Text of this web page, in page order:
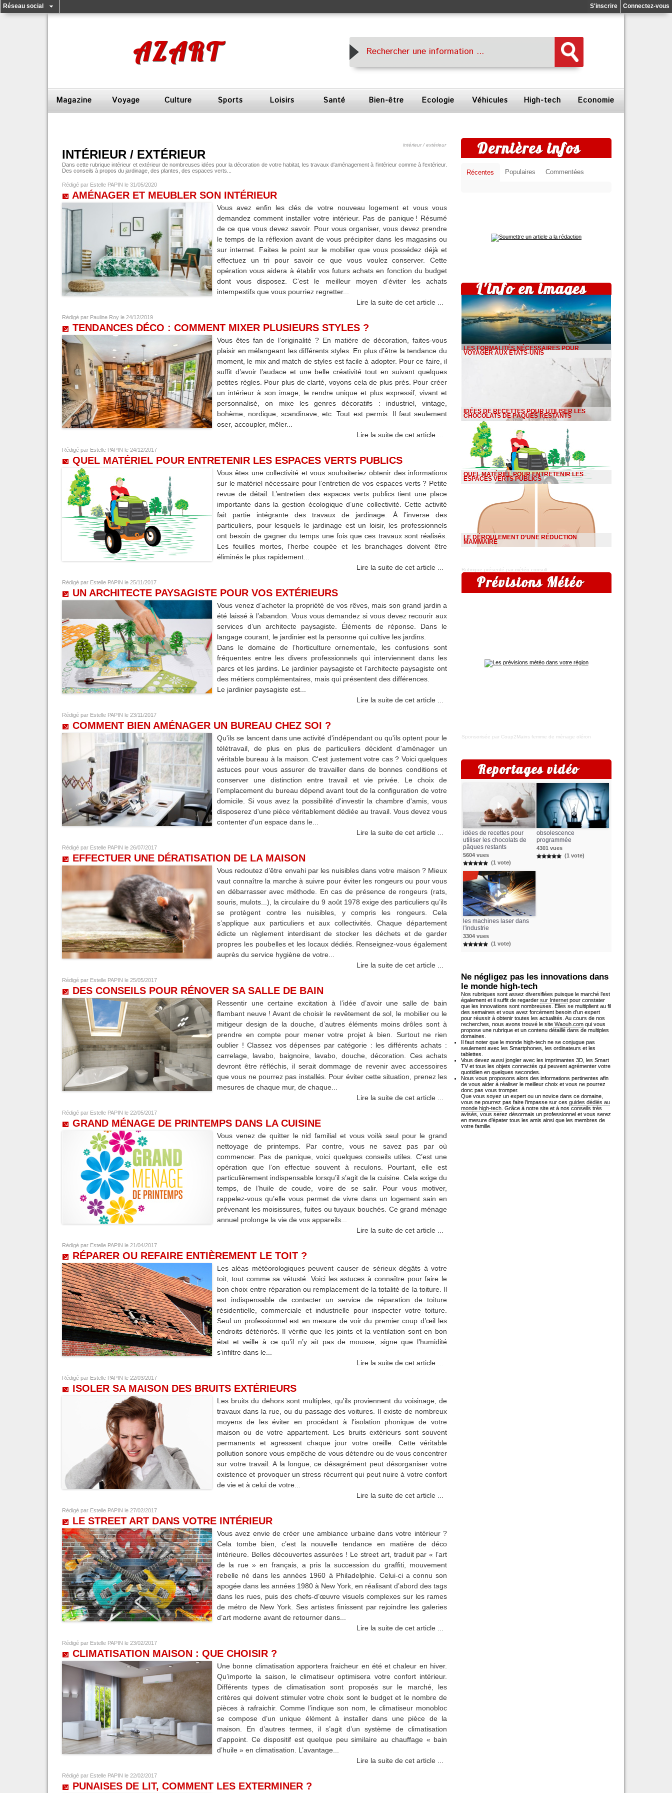
Réseau social Connectez-vous
S'inscrire
AZART
Magazine Voyage Culture Sports Loisirs Santé Bien-être Ecologie Véhicules High-tech Economie
intérieur / extérieur
INTÉRIEUR / EXTÉRIEUR
Dans cette rubrique intérieur et extérieur de nombreuses idées pour la décoration de votre habitat, les travaux d'aménagement à l'intérieur comme à l'extérieur.
Des conseils à propos du jardinage, des plantes, des espaces verts...
Rédigé par Estelle PAPIN le 31/05/2020
AMÉNAGER ET MEUBLER SON INTÉRIEUR
Vous avez enfin les clés de votre nouveau logement et vous vous
demandez comment installer votre intérieur. Pas de panique ! Résumé
de ce que vous devez savoir. Pour vous organiser, vous devez prendre
le temps de la réflexion avant de vous précipiter dans les magasins ou
sur internet. Faites le point sur le mobilier que vous possédez déjà et
effectuez un tri pour savoir ce que vous voulez conserver. Cette
opération vous aidera à établir vos futurs achats en fonction du budget
dont vous disposez. C’est le meilleur moyen d’éviter les achats
intempestifs que vous pourriez regretter...
Lire la suite de cet article ...
Rédigé par Pauline Roy le 24/12/2019
TENDANCES DÉCO : COMMENT MIXER PLUSIEURS STYLES ?
Vous êtes fan de l’originalité ? En matière de décoration, faites-vous
plaisir en mélangeant les différents styles. En plus d’être la tendance du
moment, le mix and match de styles est facile à adopter. Pour ce faire, il
suffit d’avoir l’audace et une belle créativité tout en suivant quelques
petites règles. Pour plus de clarté, voyons cela de plus près. Pour créer
un intérieur à son image, le rendre unique et plus expressif, vivant et
personnalisé, on mixe les genres décoratifs : industriel, vintage,
bohème, nordique, scandinave, etc. Tout est permis. Il faut seulement
oser, accoupler, mêler...
Lire la suite de cet article ...
Rédigé par Estelle PAPIN le 24/12/2017
QUEL MATÉRIEL POUR ENTRETENIR LES ESPACES VERTS PUBLICS
Vous êtes une collectivité et vous souhaiteriez obtenir des informations
sur le matériel nécessaire pour l’entretien de vos espaces verts ? Petite
revue de détail. L’entretien des espaces verts publics tient une place
importante dans la gestion écologique d’une collectivité. Cette activité
fait partie intégrante des travaux de jardinage. À l’inverse des
particuliers, pour lesquels le jardinage est un loisir, les professionnels
ont besoin de gagner du temps une fois que ces travaux sont réalisés.
Les feuilles mortes, l’herbe coupée et les branchages doivent être
éliminés le plus rapidement...
Lire la suite de cet article ...
Rédigé par Estelle PAPIN le 25/11/2017
UN ARCHITECTE PAYSAGISTE POUR VOS EXTÉRIEURS
Vous venez d’acheter la propriété de vos rêves, mais son grand jardin a
été laissé à l’abandon. Vous vous demandez si vous devez recourir aux
services d’un architecte paysagiste. Éléments de réponse. Dans le
langage courant, le jardinier est la personne qui cultive les jardins.
Dans le domaine de l’horticulture ornementale, les confusions sont
fréquentes entre les divers professionnels qui interviennent dans les
parcs et les jardins. Le jardinier paysagiste et l’architecte paysagiste ont
des métiers complémentaires, mais qui présentent des différences.
Le jardinier paysagiste est...
Lire la suite de cet article ...
Rédigé par Estelle PAPIN le 23/11/2017
COMMENT BIEN AMÉNAGER UN BUREAU CHEZ SOI ?
Qu'ils se lancent dans une activité d'indépendant ou qu'ils optent pour le
télétravail, de plus en plus de particuliers décident d'aménager un
véritable bureau à la maison. C'est justement votre cas ? Voici quelques
astuces pour vous assurer de travailler dans de bonnes conditions et
conserver une distinction entre travail et vie privée. Le choix de
l'emplacement du bureau dépend avant tout de la configuration de votre
domicile. Si vous avez la possibilité d'investir la chambre d'amis, vous
disposerez d'une pièce véritablement dédiée au travail. Vous devez vous
contenter d'un espace dans le...
Lire la suite de cet article ...
Rédigé par Estelle PAPIN le 26/07/2017
EFFECTUER UNE DÉRATISATION DE LA MAISON
Vous redoutez d’être envahi par les nuisibles dans votre maison ? Mieux
vaut connaître la marche à suivre pour éviter les rongeurs ou pour vous
en débarrasser avec méthode. En cas de présence de rongeurs (rats,
souris, mulots...), la circulaire du 9 août 1978 exige des particuliers qu’ils
se protègent contre les nuisibles, y compris les rongeurs. Cela
s’applique aux particuliers et aux collectivités. Chaque département
édicte un règlement interdisant de stocker les déchets et de garder
propres les poubelles et les locaux dédiés. Renseignez-vous également
auprès du service hygiène de votre...
Lire la suite de cet article ...
Rédigé par Estelle PAPIN le 25/05/2017
DES CONSEILS POUR RÉNOVER SA SALLE DE BAIN
Ressentir une certaine excitation à l’idée d’avoir une salle de bain
flambant neuve ! Avant de choisir le revêtement de sol, le mobilier ou le
mitigeur design de la douche, d’autres éléments moins drôles sont à
prendre en compte pour mener votre projet à bien. Surtout ne rien
oublier ! Classez vos dépenses par catégorie : les différents achats :
carrelage, lavabo, baignoire, lavabo, douche, décoration. Ces achats
devront être réfléchis, il serait dommage de revenir avec accessoires
que vous ne pourrez pas installés. Pour éviter cette situation, prenez les
mesures de chaque mur, de chaque...
Lire la suite de cet article ...
Rédigé par Estelle PAPIN le 22/05/2017
GRAND MÉNAGE DE PRINTEMPS DANS LA CUISINE
Vous venez de quitter le nid familial et vous voilà seul pour le grand
nettoyage de printemps. Par contre, vous ne savez pas par où
commencer. Pas de panique, voici quelques conseils utiles. C’est une
opération que l’on effectue souvent à reculons. Pourtant, elle est
particulièrement indispensable lorsqu’il s’agit de la cuisine. Cela exige du
temps, de l’huile de coude, voire de se salir. Pour vous motiver,
rappelez-vous qu’elle vous permet de vivre dans un logement sain en
prévenant les moisissures, fuites ou tuyaux bouchés. Ce grand ménage
annuel prolonge la vie de vos appareils...
Lire la suite de cet article ...
Rédigé par Estelle PAPIN le 21/04/2017
RÉPARER OU REFAIRE ENTIÈREMENT LE TOIT ?
Les aléas météorologiques peuvent causer de sérieux dégâts à votre
toit, tout comme sa vétusté. Voici les astuces à connaître pour faire le
bon choix entre réparation ou remplacement de la totalité de la toiture. Il
est indispensable de contacter un service de réparation de toiture
résidentielle, commerciale et industrielle pour inspecter votre toiture.
Seul un professionnel est en mesure de voir du premier coup d’œil les
endroits détériorés. Il vérifie que les joints et la ventilation sont en bon
état et veille à ce qu’il n’y ait pas de mousse, signe que l’humidité
s’infiltre dans le...
Lire la suite de cet article ...
Rédigé par Estelle PAPIN le 22/03/2017
ISOLER SA MAISON DES BRUITS EXTÉRIEURS
Les bruits du dehors sont multiples, qu'ils proviennent du voisinage, de
travaux dans la rue, ou du passage des voitures. Il existe de nombreux
moyens de les éviter en procédant à l'isolation phonique de votre
maison ou de votre appartement. Les bruits extérieurs sont souvent
permanents et agressent chaque jour votre oreille. Cette véritable
pollution sonore vous empêche de vous détendre ou de vous concentrer
sur votre travail. A la longue, ce désagrément peut désorganiser votre
existence et provoquer un stress récurrent qui peut nuire à votre confort
de vie et à celui de votre...
Lire la suite de cet article ...
Rédigé par Estelle PAPIN le 27/02/2017
LE STREET ART DANS VOTRE INTÉRIEUR
Vous avez envie de créer une ambiance urbaine dans votre intérieur ?
Cela tombe bien, c’est la nouvelle tendance en matière de déco
intérieure. Belles découvertes assurées ! Le street art, traduit par « l’art
de la rue » en français, a pris la succession du graffiti, mouvement
rebelle né dans les années 1960 à Philadelphie. Celui-ci a connu son
apogée dans les années 1980 à New York, en réalisant d’abord des tags
dans les rues, puis des chefs-d’œuvre visuels complexes sur les rames
de métro de New York. Ses artistes finissent par rejoindre les galeries
d’art moderne avant de retourner dans...
Lire la suite de cet article ...
Rédigé par Estelle PAPIN le 23/02/2017
CLIMATISATION MAISON : QUE CHOISIR ?
Une bonne climatisation apportera fraicheur en été et chaleur en hiver.
Qu’importe la saison, le climatiseur optimisera votre confort intérieur.
Différents types de climatisation sont proposés sur le marché, les
critères qui doivent stimuler votre choix sont le budget et le nombre de
pièces à rafraichir. Comme l’indique son nom, le climatiseur monobloc
se compose d’un unique élément à installer dans une pièce de la
maison. En d’autres termes, il s’agit d’un système de climatisation
d’appoint. Ce dispositif est quelque peu similaire au chauffage « bain
d’huile » en climatisation. L’avantage...
Lire la suite de cet article ...
Rédigé par Estelle PAPIN le 22/02/2017
PUNAISES DE LIT, COMMENT LES EXTERMINER ?
Dernières infos
Récentes Populaires Commentées
L'info en images
LES FORMALITÉS NÉCESSAIRES POUR
VOYAGER AUX ÉTATS-UNIS
IDÉES DE RECETTES POUR UTILISER LES
CHOCOLATS DE PÂQUES RESTANTS
QUEL MATÉRIEL POUR ENTRETENIR LES
ESPACES VERTS PUBLICS
LE DÉROULEMENT D’UNE RÉDUCTION
MAMMAIRE
Rubrique présenté par météo consult
Prévisions Météo
Sponsorisée par Coup2Mains femme de ménage oléron
Reportages vidéo
idées de recettes pour
utiliser les chocolats de
pâques restants
5604 vues
(1 vote)
obsolescence
programmée
4301 vues
(1 vote)
les machines laser dans
l'industrie
3304 vues
(1 vote)
Ne négligez pas les innovations dans
le monde high-tech
Nos rubriques sont assez diversifiées puisque le marché l’est
également et il suffit de regarder sur Internet pour constater
que les innovations sont nombreuses. Elles se multiplient au fil
des semaines et vous avez forcément besoin d’un expert
pour réussir à obtenir toutes les actualités. Au cours de nos
recherches, nous avons trouvé le site Waouh.com qui vous
propose une rubrique et un contenu détaillé dans de multiples
domaines.
Il faut noter que le monde high-tech ne se conjugue pas
seulement avec les Smartphones, les ordinateurs et les
tablettes.
Vous devez aussi jongler avec les imprimantes 3D, les Smart
TV et tous les objets connectés qui peuvent agrémenter votre
quotidien en quelques secondes.
Nous vous proposons alors des informations pertinentes afin
de vous aider à réaliser le meilleur choix et vous ne pourrez
donc pas vous tromper.
Que vous soyez un expert ou un novice dans ce domaine,
vous ne pourrez pas faire l’impasse sur ces guides dédiés au
monde high-tech . Grâce à notre site et à nos conseils très
avisés, vous serez désormais un professionnel et vous serez
en mesure d’épater tous les amis ainsi que les membres de
votre famille.